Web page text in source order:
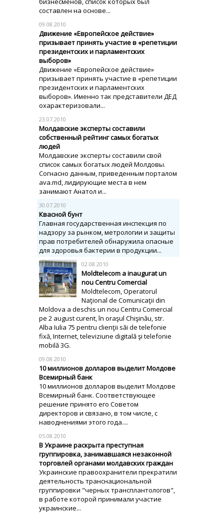
составлен на основе...
09.08.2010
Движение «Европейское действие»
призывает принять участие в «репетиции
президентских и парламентских
выборов»
Движение «Европейское действие»
призывает принять участие в «репетиции
президентских и парламентских
выборов». Именно так представители ДЕД
охарактеризовали...
23.07.2010
Молдавские эксперты составили
собственный рейтинг самых богатых
людей
Молдавские эксперты составили свой
список самых богатых людей Молдовы.
Согнасно данным, приведенным порталом
ava.md, лидирующие места в нем
занимают Анатол и...
30.07.2010
Квасной бунт
Главная государственная инспекция по
надзору за рынком, метрологии и защиты
прав потребителей обнаружила опасные
для здоровья бактерии в продукции...
02.08.2010
Moldtelecom a inaugurat un
nou Centru Comercial
Moldtelecom, Operatorul
Naţional de Comunicaţii din
Moldova a deschis un nou Centru Comercial
pe 2 august curent, în oraşul Chişinău, str.
Alba Iulia 75 pentru clienţii săi de telefonie
fixă, Internet, televiziune digitală şi telefonie
mobilă 3G.
09.08.2010
10 миллионов долларов выделит Молдове
Всемирный банк
10 миллионов долларов выделит Молдове
Всемирный банк. Соответствующее
решение принято его Советом
директоров и связано, в том числе, с
наводнениями этого года....
05.08.2010
В Украине раскрыта преступная
группировка, занимавшаяся незаконной
торговлей органами молдавских граждан
Украинские правоохранители прекратили
деятельность транснациональной
группировки "черных трансплантологов",
в работе которой принимали участие
украинские...